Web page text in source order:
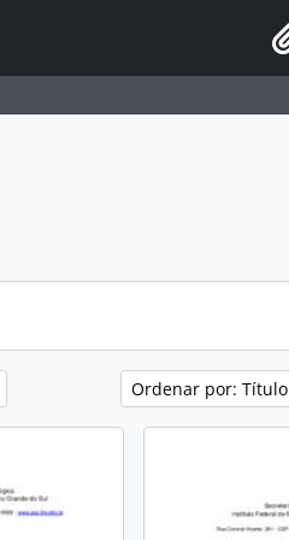
na página de navegação
Ordenar por: Título